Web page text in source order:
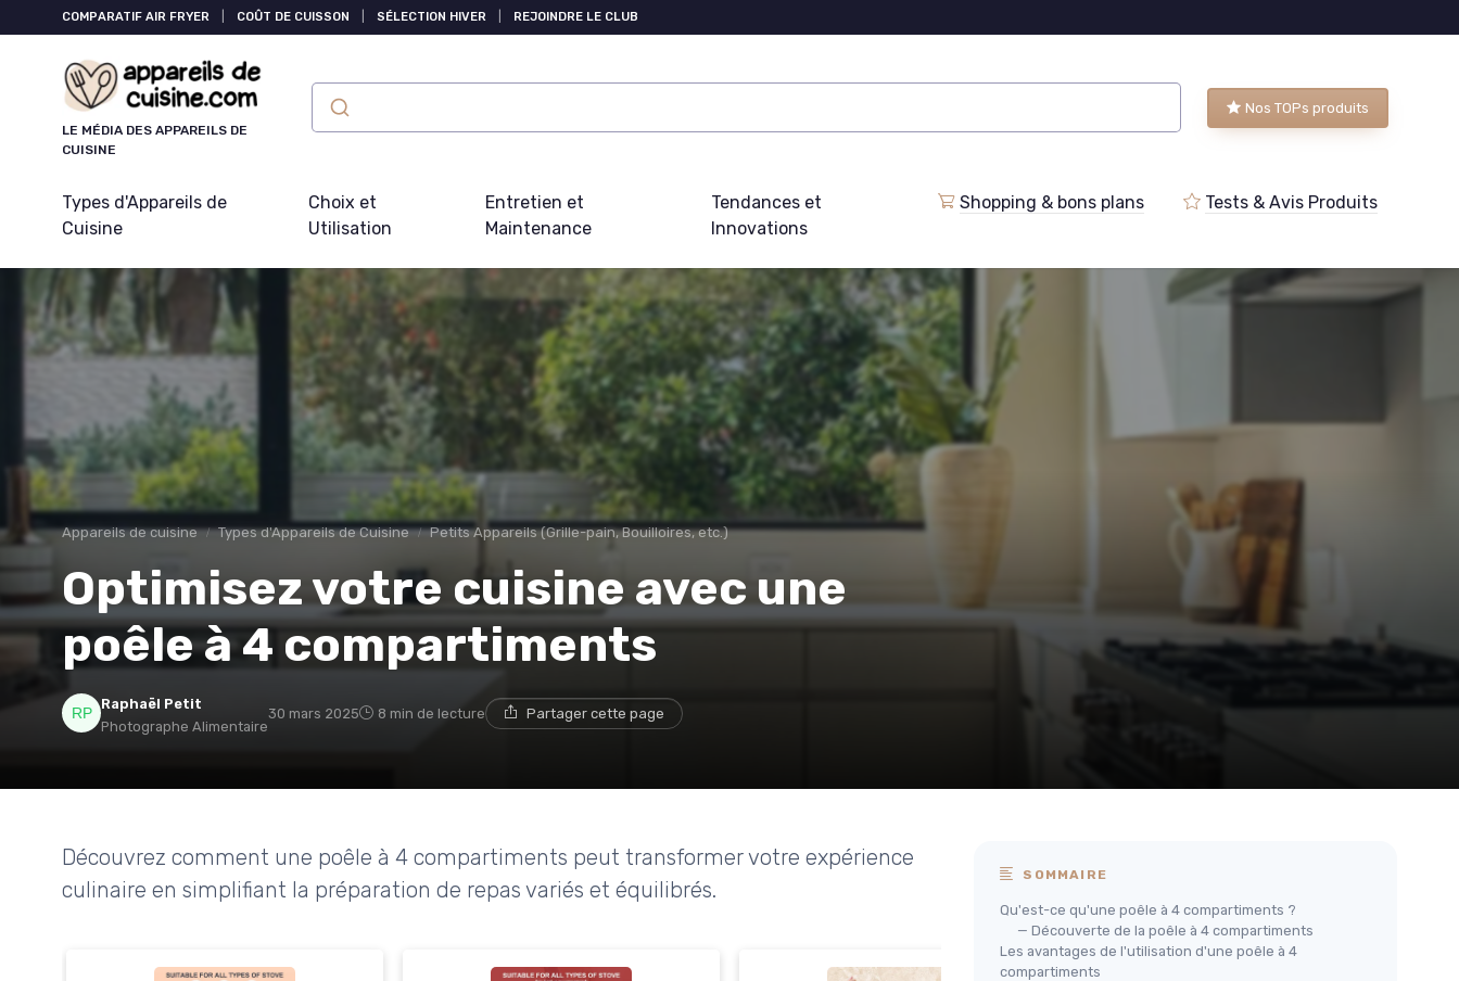
COMPARATIF AIR FRYER COÛT DE CUISSON SÉLECTION HIVER REJOINDRE LE CLUB
LE MÉDIA DES APPAREILS DE
CUISINE
Nos TOPs produits
Types d'Appareils de
Cuisine
Choix et
Utilisation
Entretien et
Maintenance
Tendances et
Innovations
Shopping & bons plans Tests & Avis Produits
Appareils de cuisine Types d'Appareils de Cuisine Petits Appareils (Grille-pain, Bouilloires, etc.)
Optimisez votre cuisine avec une
poêle à 4 compartiments
Raphaël Petit
Photographe Alimentaire
30 mars 2025 8 min de lecture Partager cette page
Découvrez comment une poêle à 4 compartiments peut transformer votre expérience
culinaire en simplifiant la préparation de repas variés et équilibrés.
SOMMAIRE
Qu'est-ce qu'une poêle à 4 compartiments ?
— Découverte de la poêle à 4 compartiments
Les avantages de l'utilisation d'une poêle à 4
compartiments
Panneau de gestion des cookies